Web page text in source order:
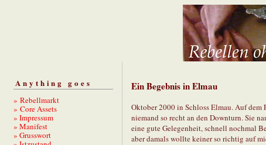
Anything goes
» Rebellmarkt
» Core Assets
» Impressum
» Manifest
» Grusswort
Ein Begebnis in Elmau
Oktober 2000 in Schloss Elmau. Auf
niemand so recht an den Downturn. Sie
eine gute Gelegenheit, schnell nochmal
aber damals wollte keiner so richtig auf